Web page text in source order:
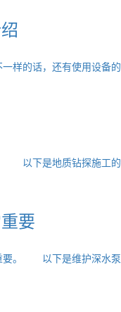
样的话，还有使用
下是地质钻探施工
要
。 以下是维护深水